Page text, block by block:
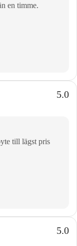
en timme.
5.0
till lägst pris
5.0